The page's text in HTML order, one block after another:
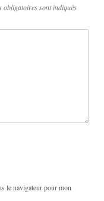
obligatoires sont indiqués
le navigateur pour mon